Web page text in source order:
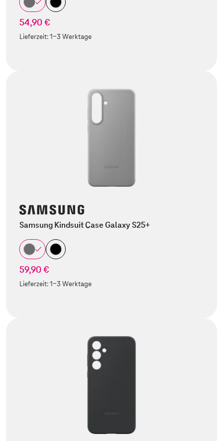
54,90 €
Lieferzeit:1-3 Werktage
Samsung Kindsuit Case Galaxy S25+
59,90 €
Lieferzeit:1-3 Werktage